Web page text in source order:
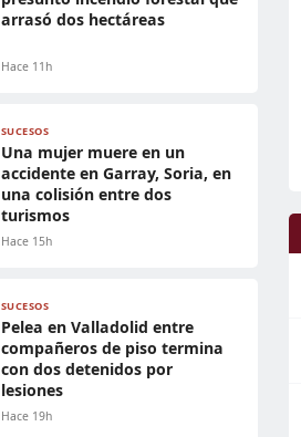
arrasó dos hectáreas
Hace 11h
SUCESOS
Una mujer muere en un
accidente en Garray, Soria, en
una colisión entre dos
turismos
Hace 15h
SUCESOS
Pelea en Valladolid entre
compañeros de piso termina
con dos detenidos por
lesiones
Hace 19h